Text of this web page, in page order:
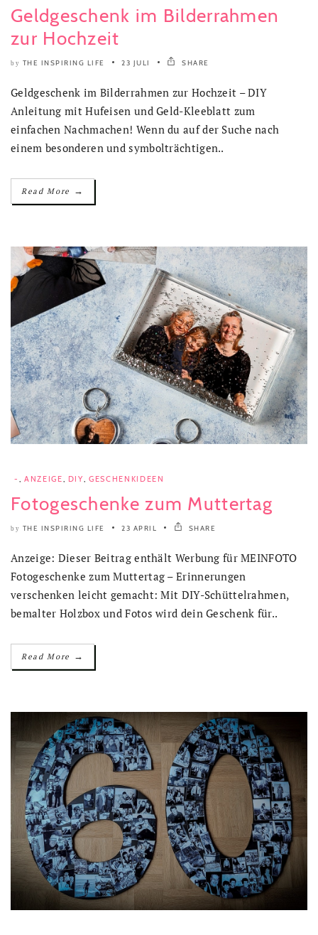
Geldgeschenk im Bilderrahmen
zur Hochzeit
by THE INSPIRING LIFE 23 JULI SHARE
Geldgeschenk im Bilderrahmen zur Hochzeit – DIY
Anleitung mit Hufeisen und Geld-Kleeblatt zum
einfachen Nachmachen! Wenn du auf der Suche nach
einem besonderen und symbolträchtigen..
Read More →
- , ANZEIGE, DIY,GESCHENKIDEEN
Fotogeschenke zum Muttertag
by THE INSPIRING LIFE 23 APRIL SHARE
Anzeige: Dieser Beitrag enthält Werbung für MEINFOTO
Fotogeschenke zum Muttertag – Erinnerungen
verschenken leicht gemacht: Mit DIY-Schüttelrahmen,
bemalter Holzbox und Fotos wird dein Geschenk für..
Read More →